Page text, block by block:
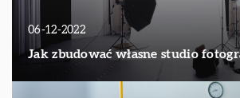
06-12-2022
Jak zbudować własne studio